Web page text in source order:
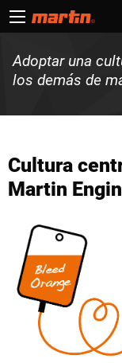
Adoptar una
los demás de
Cultura
Martin